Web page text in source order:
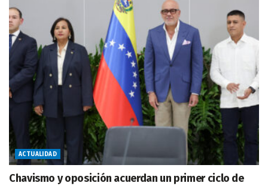
ACTUALIDAD
Chavismo y oposición acuerdan un primer ciclo de